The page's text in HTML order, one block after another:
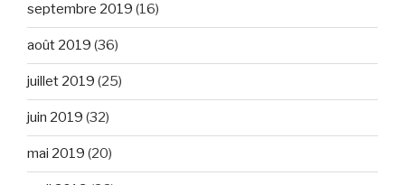
septembre 2019 (16)
août 2019 (36)
juillet 2019 (25)
juin 2019 (32)
mai 2019 (20)